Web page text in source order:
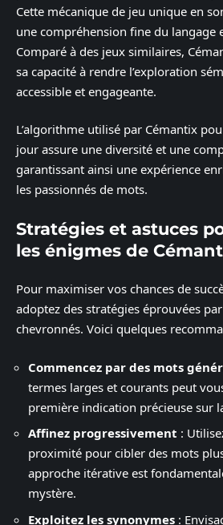
Cette mécanique de jeu unique en
une compréhension fine du langage
Comparé à des jeux similaires,
sa capacité à rendre l’exploration
accessible et engageante.
L’algorithme utilisé par Cémantix
jour assure une diversité et une
garantissant ainsi une expérience
les passionnés de mots.
Stratégies et astuces
les énigmes de
Pour maximiser vos chances de
adoptez des stratégies éprouvées
chevronnés. Voici quelques
Commencez par des mots
termes larges et courants peut
première indication précieuse sur
Affinez progressivement :
proximité pour cibler des mots
approche itérative est
mystère.
Exploitez les synonymes :